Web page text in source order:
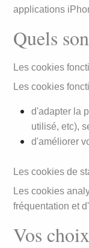
applications
Quels
Les cookies
Les cookies
d'adapter la
utilisé, etc),
d'améliorer
Les cookies de
Les cookies
fréquentation et
Vos